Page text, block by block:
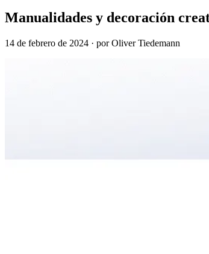
Manualidades y decoración
14 de febrero de 2024 · por Oliver Tiedemann